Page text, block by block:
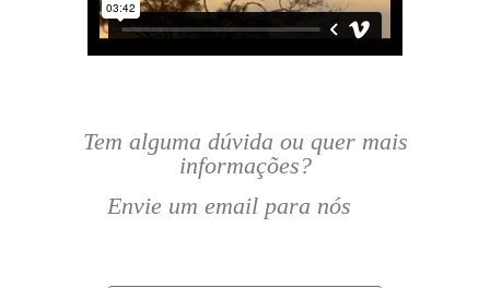
Tem alguma dúvida ou quer mais
informações?
Envie um email para nós